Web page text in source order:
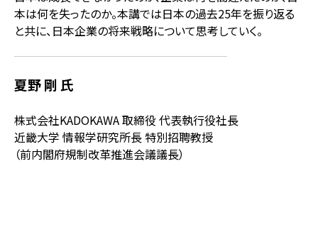
本は何を失ったのか。本講では日本の過去25年を振り返る
と共に、日本企業の将来戦略について思考していく。
夏野 剛 氏
株式会社KADOKAWA 取締役 代表執行役社長
近畿大学 情報学研究所長 特別招聘教授
（前内閣府規制改革推進会議議長）